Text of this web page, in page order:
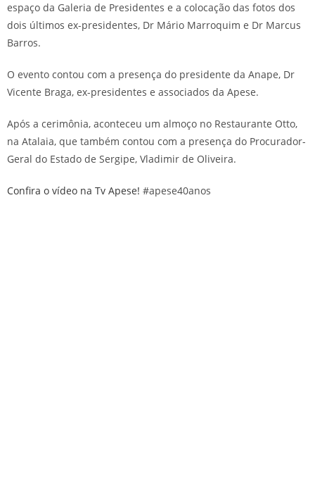
espaço da Galeria de Presidentes e a colocação das fotos dos
dois últimos ex-presidentes, Dr Mário Marroquim e Dr Marcus
Barros.
O evento contou com a presença do presidente da Anape, Dr
Vicente Braga, ex-presidentes e associados da Apese.
Após a cerimônia, aconteceu um almoço no Restaurante Otto,
na Atalaia, que também contou com a presença do Procurador-
Geral do Estado de Sergipe, Vladimir de Oliveira.
Confira o vídeo na Tv Apese! #apese40anos